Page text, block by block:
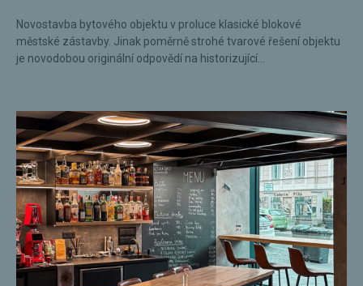
Novostavba bytového objektu v proluce klasické blokové
městské zástavby. Jinak poměrně strohé tvarové řešení objektu
je novodobou originální odpovědí na historizující...